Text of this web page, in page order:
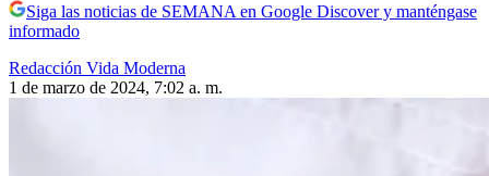
Siga las noticias de SEMANA en Google Discover y manténgase
informado
Redacción Vida Moderna
1 de marzo de 2024, 7:02 a. m.